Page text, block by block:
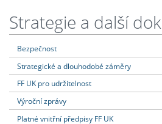
Strategie a další
Bezpečnost
Strategické a dlouhodobé záměry
FF UK pro udržitelnost
Výroční zprávy
Platné vnitřní předpisy FF UK